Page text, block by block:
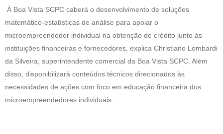
À Boa Vista SCPC caberá o desenvolvimento de soluções
matemático-estatísticas de análise para apoiar o
microempreendedor individual na obtenção de crédito junto às
instituições financeiras e fornecedores, explica Christiano Lombardi
da Silveira, superintendente comercial da Boa Vista SCPC. Além
disso, disponibilizará conteúdos técnicos direcionados às
necessidades de ações com foco em educação financeira dos
microempreendedores individuais.